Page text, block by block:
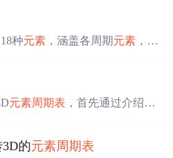
种元素 ，涵盖各周期元素 ，如
元素周期表 ，首先通过介绍元
提供了完成后的查看链接。
的元素周期表